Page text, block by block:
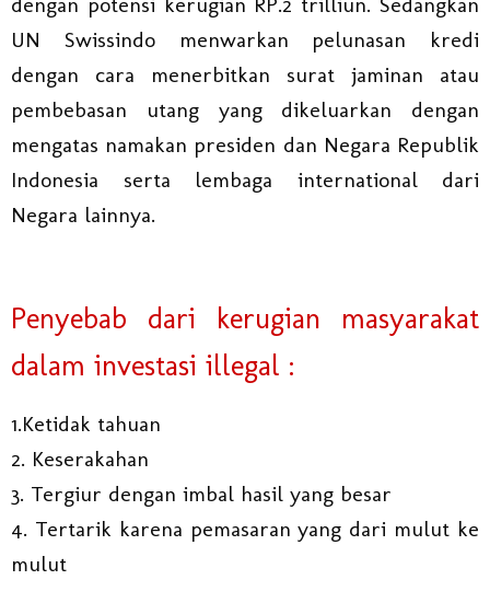
UN Swissindo menwarkan pelunasan kredi
dengan cara menerbitkan surat jaminan atau
pembebasan utang yang dikeluarkan dengan
mengatas namakan presiden dan Negara Republik
Indonesia serta lembaga international dari
Negara lainnya.
Penyebab dari kerugian masyarakat
dalam investasi illegal :
1.Ketidak tahuan
2. Keserakahan
3. Tergiur dengan imbal hasil yang besar
4. Tertarik karena pemasaran yang dari mulut ke
mulut